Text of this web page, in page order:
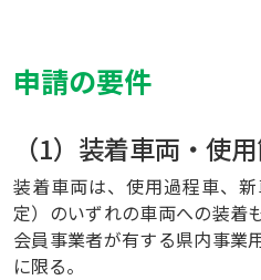
申請の要件
（1）装着車両・使
装着車両は、使用過程車、
定）のいずれの車両への装着
会員事業者が有する県内事業
に限る。